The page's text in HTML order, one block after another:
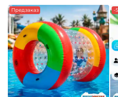
Предзаказ -